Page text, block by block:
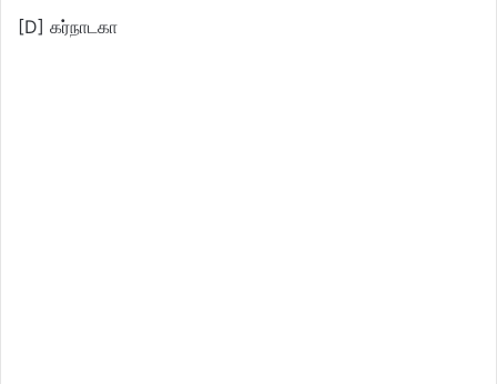
[D] கர்நாடகா